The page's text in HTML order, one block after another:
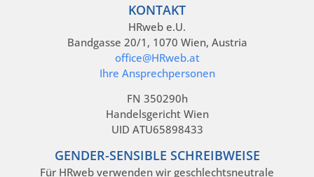
KONTAKT
HRweb e.U.
Bandgasse 20/1, 1070 Wien, Austria
office@HRweb.at
Ihre Ansprechpersonen
FN 350290h
Handelsgericht Wien
UID ATU65898433
GENDER-SENSIBLE SCHREIBWEISE
Für HRweb verwenden wir geschlechtsneutrale